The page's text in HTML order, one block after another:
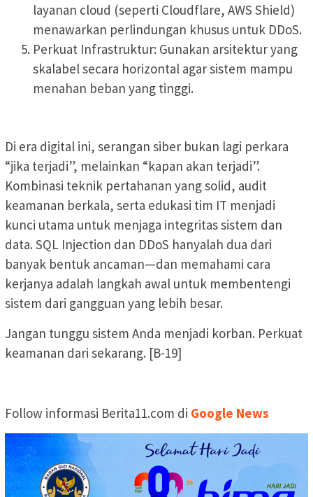
layanan cloud (seperti Cloudflare, AWS Shield)
menawarkan perlindungan khusus untuk DDoS.
Perkuat Infrastruktur: Gunakan arsitektur yang
skalabel secara horizontal agar sistem mampu
menahan beban yang tinggi.
Di era digital ini, serangan siber bukan lagi perkara
“jika terjadi”, melainkan “kapan akan terjadi”.
Kombinasi teknik pertahanan yang solid, audit
keamanan berkala, serta edukasi tim IT menjadi
kunci utama untuk menjaga integritas sistem dan
data. SQL Injection dan DDoS hanyalah dua dari
banyak bentuk ancaman—dan memahami cara
kerjanya adalah langkah awal untuk membentengi
sistem dari gangguan yang lebih besar.
Jangan tunggu sistem Anda menjadi korban. Perkuat
keamanan dari sekarang. [B-19]
Follow informasi Berita11.com di Google News